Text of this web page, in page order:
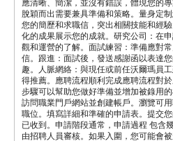
應清晰、簡潔，並沒有錯誤，體現您的
脫穎而出需要兼具準備和策略。量身定
您的簡歷和求職信，突出相關技能和經
化的成果展示您的成就。研究公司：在
觀和運營的了解。面試練習：準備應對
信。跟進：面試後，發送感謝函以表達
趣。人脈網絡：與現任或前任沃爾瑪員
得推薦。應聘流程順利完成應聘流程對
步驟可以幫助您做好準備並增加被錄用
訪問職業門戶網站並創建帳戶。瀏覽可
職位。填寫詳細和準確的申請表。提交
已收到。申請階段通常，申請過程 包含
由招聘人員審核。如果入圍，您可能會